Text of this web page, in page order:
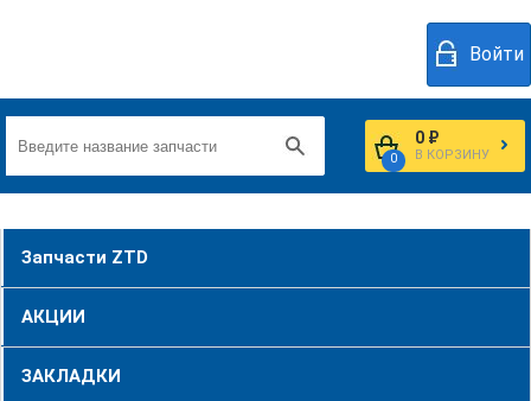
Войти
0
0 ₽
В КОРЗИНУ
Запчасти ZTD
АКЦИИ
ЗАКЛАДКИ